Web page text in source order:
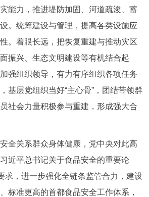
能力，推进堤防加固、河道疏浚、蓄
。统筹建设与管理，提高各类设施应
。着眼长远，把恢复重建与推动灾区
振兴、生态文明建设等有机结合起
强组织领导，有力有序组织各项任务
基层党组织当好“主心骨”，团结带领群
社会力量积极参与重建，形成强大合
关系群众身体健康，党中央对此高
近平总书记关于食品安全的重要论
求，进一步强化全链条监管合力，建设
标准更高的首都食品安全工作体系，